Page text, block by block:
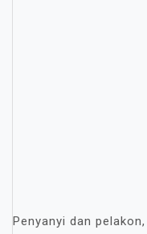
Penyanyi dan